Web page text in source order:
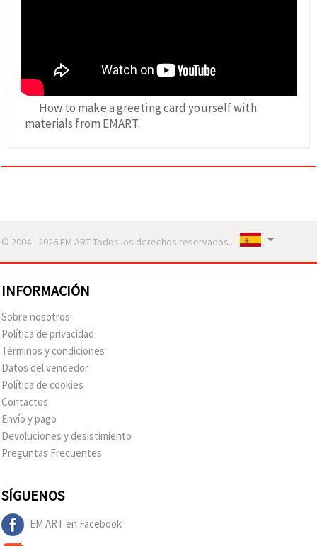
How to make a greeting card yourself with
materials from EMART.
© 2004 - 2026 EM ART Todos los derechos reservados..
INFORMACIÓN
Sobre nosotros
Política de privacidad
Términos y condiciones
Datos del vendedor
Política de cookies
Contactos
Envío y pago
Devoluciones y desistimiento
Preguntas Frecuentes
SÍGUENOS
EM ART en Facebook